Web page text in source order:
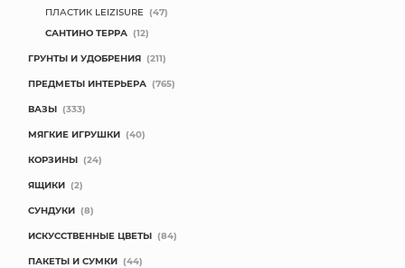
ПЛАСТИК LEIZISURE (47)
САНТИНО ТЕРРА (12)
ГРУНТЫ И УДОБРЕНИЯ (211)
ПРЕДМЕТЫ ИНТЕРЬЕРА (765)
ВАЗЫ (333)
МЯГКИЕ ИГРУШКИ (40)
КОРЗИНЫ (24)
ЯЩИКИ (2)
СУНДУКИ (8)
ИСКУССТВЕННЫЕ ЦВЕТЫ (84)
ПАКЕТЫ И СУМКИ (44)